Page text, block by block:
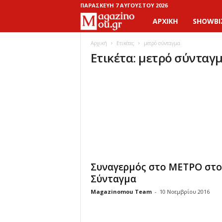
ΠΑΡΑΣΚΕΥΉ 7 ΑΥΓΟΎΣΤΟΥ 2026
a
g
o
M
ΑΡΧΙΚΉ
Αρχική Ετικέτες μετρό σύνταγμα
Ετικέτα: μετρό
Συναγερμός στο ΜΕΤΡΟ στο
Σύνταγμα
Magazinomou Team - 10 Νοεμβρίου 2016